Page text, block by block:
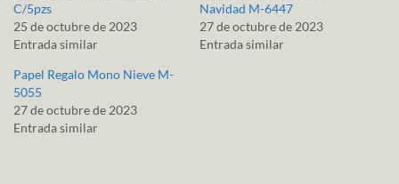
C/5pzs
25 de octubre de 2023
Entrada similar
Navidad M-6447
27 de octubre de 2023
Entrada similar
Papel Regalo Mono Nieve M-
5055
27 de octubre de 2023
Entrada similar